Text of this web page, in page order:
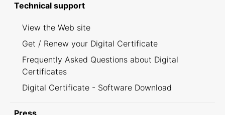
Technical support
View the Web site
Get / Renew your Digital Certificate
Frequently Asked Questions about Digital
Certificates
Digital Certificate - Software Download
Press